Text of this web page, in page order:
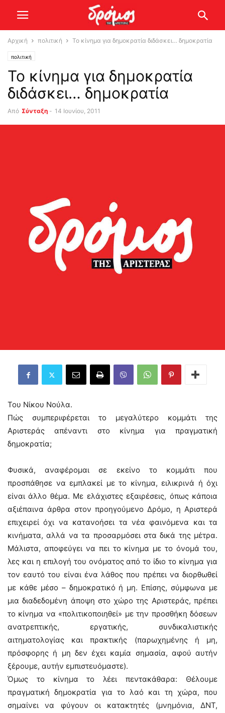
Αρχική πολιτική Το κίνημα για δημοκρατία διδάσκει… δημοκρατία
πολιτική
Το κίνημα για δημοκρατία
διδάσκει… δημοκρατία
Από Σύνταξη - 14 Ιουνίου, 2011
Του Νίκου Νούλα.
Πώς συμπεριφέρεται το μεγαλύτερο κομμάτι της
Αριστεράς απέναντι στο κίνημα για πραγματική
δημοκρατία;
Φυσικά, αναφέρομαι σε εκείνο το κομμάτι που
προσπάθησε να εμπλακεί με το κίνημα, ειλικρινά ή όχι
είναι άλλο θέμα. Με ελάχιστες εξαιρέσεις, όπως κάποια
αξιέπαινα άρθρα στον προηγούμενο Δρόμο, η Αριστερά
επιχειρεί όχι να κατανοήσει τα νέα φαινόμενα και τα
κινήματα, αλλά να τα προσαρμόσει στα δικά της μέτρα.
Μάλιστα, αποφεύγει να πει το κίνημα με το όνομά του,
λες και η επιλογή του ονόματος από το ίδιο το κίνημα για
τον εαυτό του είναι ένα λάθος που πρέπει να διορθωθεί
με κάθε μέσο – δημοκρατικό ή μη. Επίσης, σύμφωνα με
μια διαδεδομένη άποψη στο χώρο της Αριστεράς, πρέπει
το κίνημα να «πολιτικοποιηθεί» με την προσθήκη δόσεων
ανατρεπτικής, εργατικής, συνδικαλιστικής
αιτηματολογίας και πρακτικής (παρωχημένης ή μη,
πρόσφορης ή μη δεν έχει καμία σημασία, αφού αυτήν
ξέρουμε, αυτήν εμπιστευόμαστε).
Όμως το κίνημα το λέει πεντακάθαρα: Θέλουμε
πραγματική δημοκρατία για το λαό και τη χώρα, που
σημαίνει να φύγουν οι κατακτητές (μνημόνια, ΔΝΤ,